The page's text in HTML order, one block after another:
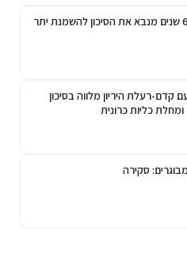
מדד מסת גוף בגיל 6 שנים מנבא את הסיכון להשמנת יתר
קדם-רעלת היריון מלווה בסיכון
כליות כרונית